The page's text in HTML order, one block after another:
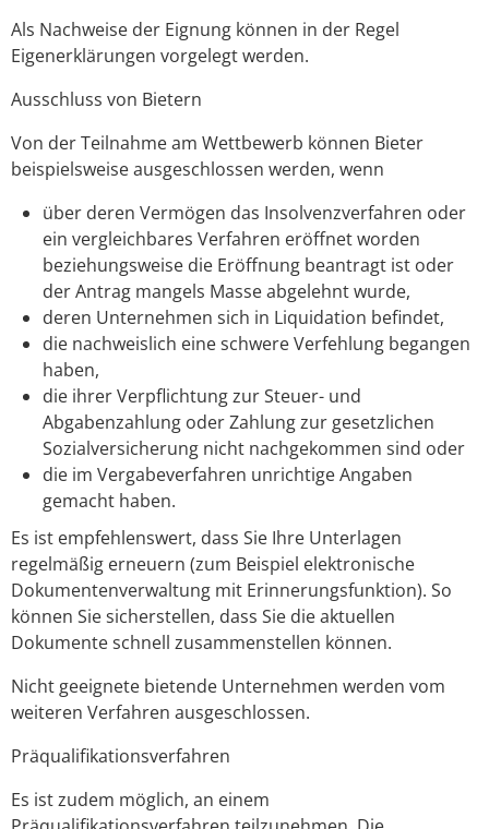
Als Nachweise der Eignung können in der Regel
Eigenerklärungen vorgelegt werden.
Ausschluss von Bietern
Von der Teilnahme am Wettbewerb können Bieter
beispielsweise ausgeschlossen werden, wenn
über deren Vermögen das Insolvenzverfahren oder
ein vergleichbares Verfahren eröffnet worden
beziehungsweise die Eröffnung beantragt ist oder
der Antrag mangels Masse abgelehnt wurde,
deren Unternehmen sich in Liquidation befindet,
die nachweislich eine schwere Verfehlung begangen
haben,
die ihrer Verpflichtung zur Steuer- und
Abgabenzahlung oder Zahlung zur gesetzlichen
Sozialversicherung nicht nachgekommen sind oder
die im Vergabeverfahren unrichtige Angaben
gemacht haben.
Es ist empfehlenswert, dass Sie Ihre Unterlagen
regelmäßig erneuern (zum Beispiel elektronische
Dokumentenverwaltung mit Erinnerungsfunktion). So
können Sie sicherstellen, dass Sie die aktuellen
Dokumente schnell zusammenstellen können.
Nicht geeignete bietende Unternehmen werden vom
weiteren Verfahren ausgeschlossen.
Präqualifikationsverfahren
Es ist zudem möglich, an einem